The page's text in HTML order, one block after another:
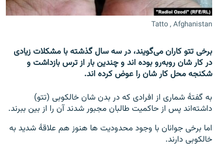
صفحه پشتو
Azadi English
به ما بپیوندید
همۀ سایت‌های رادیو آزادی/ رادیو اروپای آزاد
Tatto , Afghanistan
برخی تتو کاران می‌گویند، در سه سال گذشته با مشکلات زیادی
در کار شان رو‌به‌رو بوده اند و چندین بار از ترس بازداشت و
شکنجه محل کار شان را عوض کرده اند.
به گفتهٔ شماری از افرادی که در بدن شان خالکوبی (تتو)
داشته‌اند پس از حاکمیت طالبان مجبور شدند آن را از بین ببرند.
اما برخی جوانان با وجود محدودیت ها هنوز هم علاقهٔ شدید به
خالکوبی دارند.